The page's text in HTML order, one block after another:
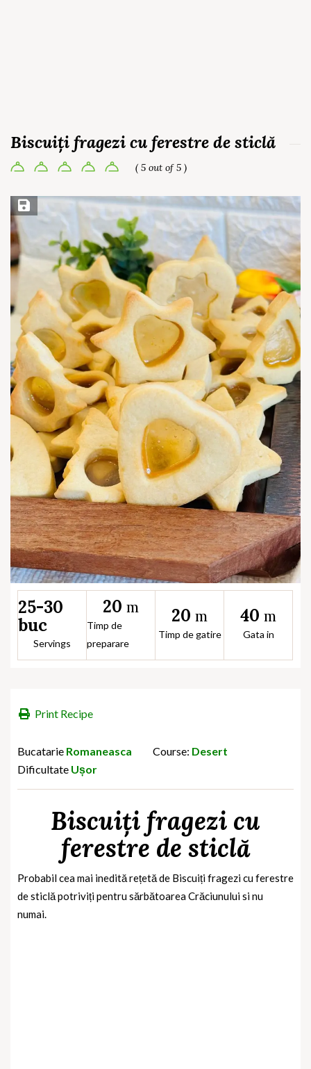
Biscuiți fragezi cu ferestre de sticlă
( 5 out of 5 )
Save Recipe
25-30
buc
Servings
20 m
Timp de
preparare
20 m
Timp de gatire
40 m
Gata in
Print Recipe
Bucatarie Romaneasca Course: Desert
Dificultate Ușor
Biscuiți fragezi cu
ferestre de sticlă
Probabil cea mai inedită rețetă de Biscuiți fragezi cu ferestre
de sticlă potriviți pentru sărbătoarea Crăciunului si nu
numai.